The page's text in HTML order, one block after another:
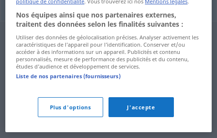
Nos équipes ainsi que nos partenaires externes,
traitent des données selon les finalités suivantes :
Utiliser des données de géolocalisation précises. Analyser activement les
caractéristiques de l’appareil pour l’identification. Conserver et/ou
accéder à des informations sur un appareil. Publicités et contenu
personnalisés, mesure de performance des publicités et du contenu,
études d’audience et développement de services.
Liste de nos partenaires (fournisseurs)
Plus d'options J'accepte